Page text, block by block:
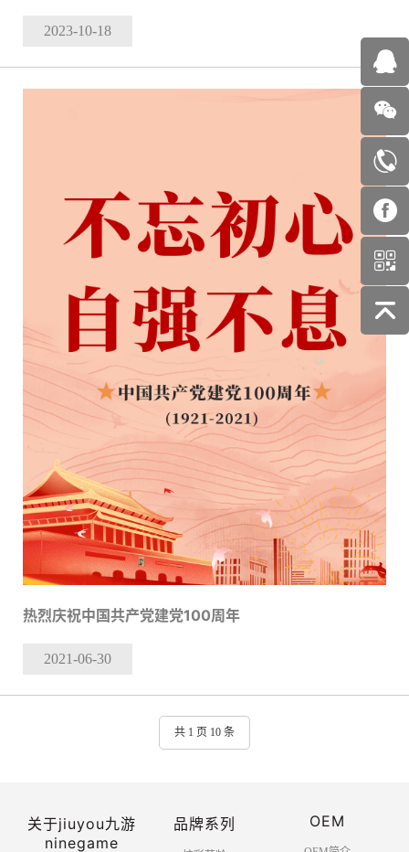
2023-10-18
热烈庆祝中国共产党建党100周年
2021-06-30
共 1 页 10 条
关于jiuyou九游
ninegame
品牌系列 OEM